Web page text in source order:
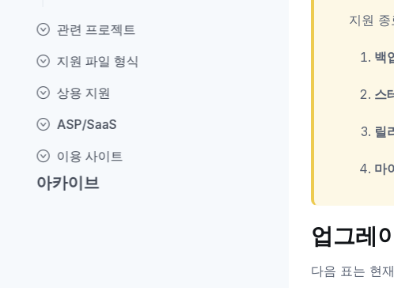
관련 프로젝트
지원 파일 형식
상용 지원
ASP/SaaS
이용 사이트
아카이브
지원
백
스
릴
마
업그레
다음 표는 현